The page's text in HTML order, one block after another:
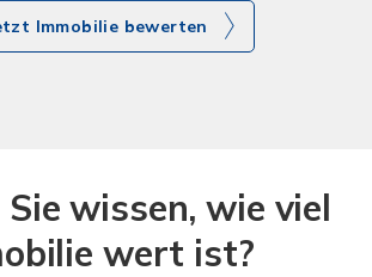
Immobilie bewerten
wissen, wie viel
wert ist?